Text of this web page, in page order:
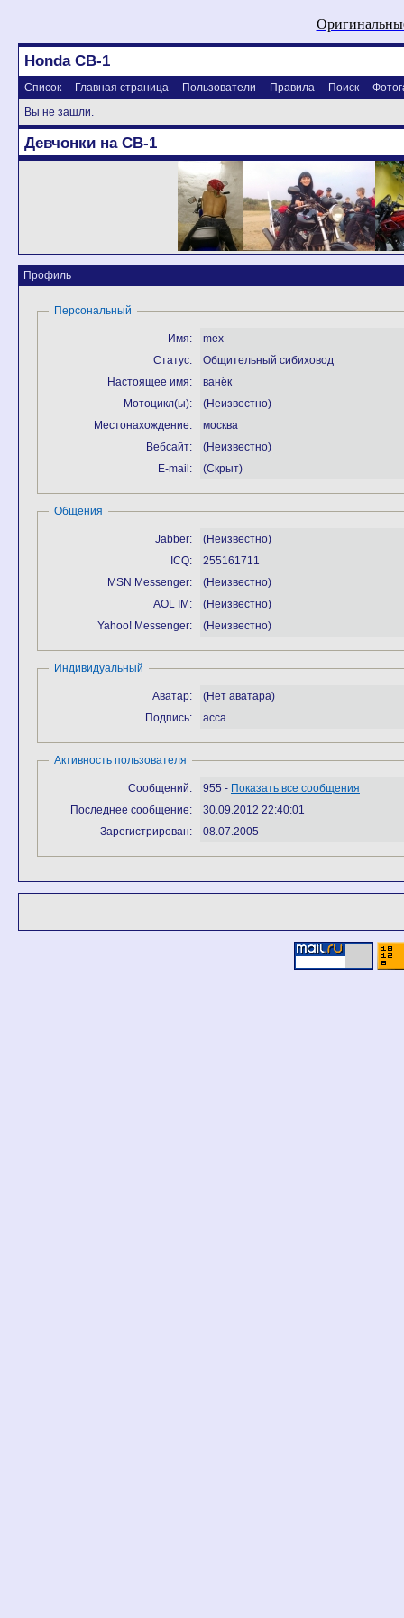
Honda CB-1
Список Главная страница Пользователи Правила Поиск
Вы не зашли.
Девчонки на CB-1
Профиль
Персональный
Имя:
mex
Статус:
Общительный сибиховод
Настоящее имя:
ванёк
Мотоцикл(ы):
(Неизвестно)
Местонахождение:
москва
Вебсайт:
(Неизвестно)
E-mail:
(Скрыт)
Общения
Jabber:
(Неизвестно)
ICQ:
255161711
MSN Messenger:
(Неизвестно)
AOL IM:
(Неизвестно)
Yahoo! Messenger:
(Неизвестно)
Индивидуальный
Аватар:
(Нет аватара)
Подпись:
асса
Активность пользователя
Сообщений: 955 - Показать все сообщения
Последнее сообщение:
30.09.2012 22:40:01
Зарегистрирован:
08.07.2005